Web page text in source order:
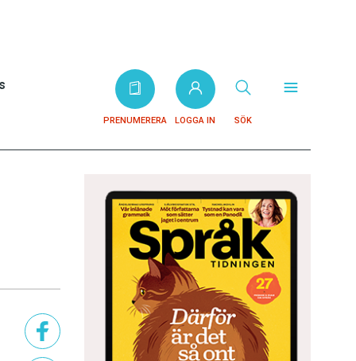
PRENUMERERA LOGGA IN SÖK